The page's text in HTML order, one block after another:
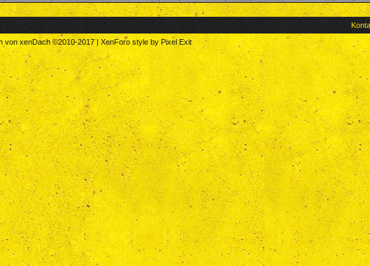
von xenDach©2010-2017 | XenForo style by Pixel Exit